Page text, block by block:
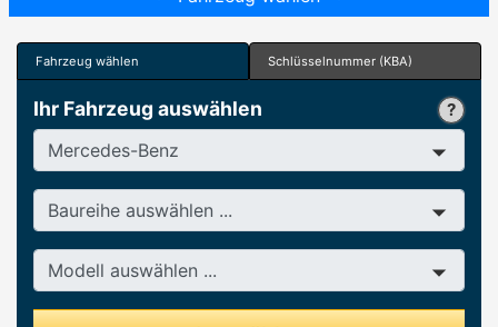
Fahrzeug wählen Schlüsselnummer (KBA)
Ihr Fahrzeug auswählen
Hersteller
Baureihe
Modell